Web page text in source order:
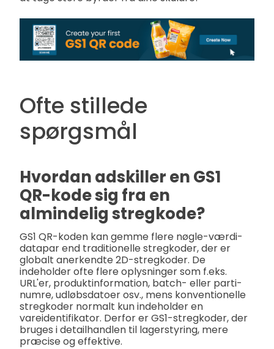
Ofte stillede
spørgsmål
Hvordan adskiller en GS1
QR-kode sig fra en
almindelig stregkode?
GS1 QR-koden kan gemme flere nøgle-værdi-
datapar end traditionelle stregkoder, der er
globalt anerkendte 2D-stregkoder. De
indeholder ofte flere oplysninger som f.eks.
URL'er, produktinformation, batch- eller parti-
numre, udløbsdatoer osv., mens konventionelle
stregkoder normalt kun indeholder en
vareidentifikator. Derfor er GS1-stregkoder, der
bruges i detailhandlen til lagerstyring, mere
præcise og effektive.